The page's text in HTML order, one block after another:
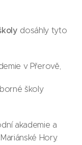
dosáhly tyto
v Přerově,
školy
akademie a
Hory.